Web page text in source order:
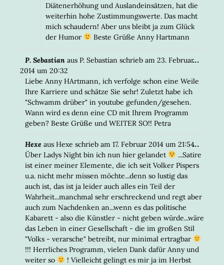
Diätenerhöhung und Auslandeinsätzen, hat die
weiterhin hohe Zustimmungswerte. Das macht
mich schaudern! Aber uns bleibt ja zum Glück
der Humor
Beste Grüße Anny Hartmann
P. Sebastian aus P. Sebastian schrieb am 23. Februar
2014 um 20:32
Liebe Anny HArtmann, ich verfolge schon eine Weile
Ihre Karriere und schätze Sie sehr! Zuletzt habe ich
"Schwamm drüber" in youtube gefunden/gesehen.
Wann wird es denn eine CD mit Ihrem Programm
geben? Beste Grüße und WEITER SO!! Petra
...DIESE
Hexe aus Hexe schrieb am 17. Februar 2014 um 21:54
Über Ladys Night bin ich nun hier gelandet
...Satire
ist einer meiner Elemente, die ich seit Volker Pispers
u.a. nicht mehr missen möchte...denn so lustig das
auch ist, das ist ja leider auch alles ein Teil der
Wahrheit...manchmal sehr erschreckend und regt aber
auch zum Nachdenken an...wenn es das politische
Kabarett - also die Künstler - nicht geben würde...wäre
das Leben in einer Gesellschaft - die im großen Stil
"Volks - verarsche" betreibt, nur minimal ertragbar
!!! Herrliches Programm, vielen Dank dafür Anny und
weiter so
! Vielleicht gelingt es mir ja im Herbst
...DIESE
EIN-/